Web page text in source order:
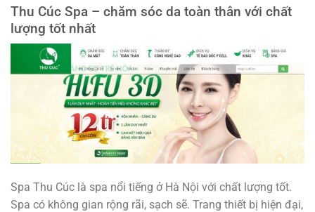
Thu Cúc Spa – chăm sóc da toàn thân với chất
lượng tốt nhất
Spa Thu Cúc là spa nổi tiếng ở Hà Nội với chất lượng tốt.
Spa có không gian rộng rãi, sạch sẽ. Trang thiết bị hiện đại,